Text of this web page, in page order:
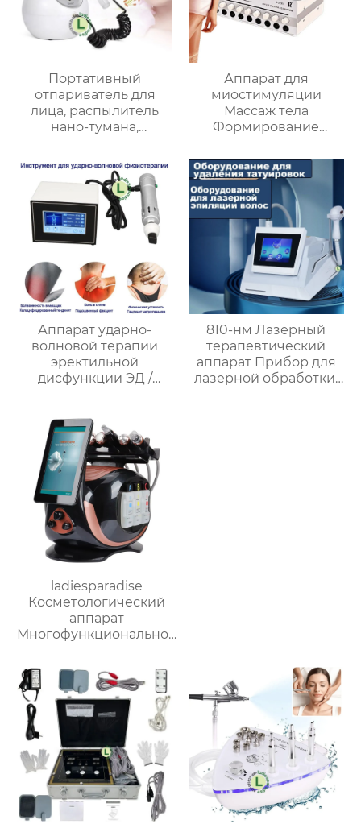
Портативный
отпариватель для
лица, распылитель
нано-тумана,
устройство для лица
MRYQ-01
Аппарат для
миостимуляции
Массаж тела
Формирование
миостимулятор ems
B-333,B-333D
Аппарат ударно-
волновой терапии
эректильной
дисфункции ЭД /
зондов
810-нм Лазерный
терапевтический
аппарат Прибор для
лазерной обработки,
ladiesparadise
Косметологический
аппарат
Многофункциональное
чистки лица VY-E08a